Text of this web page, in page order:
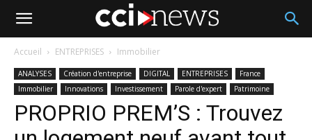
Accueil ENTREPRISES Immobilier
ANALYSES Création d'entreprise DIGITAL ENTREPRISES
France
Immobilier
Innovations Investissement Parole d'expert Patrimoine
PROPRIO PREM’S : Trouvez